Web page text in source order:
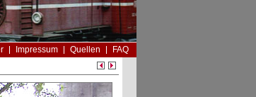
Impressum Quellen
FAQ